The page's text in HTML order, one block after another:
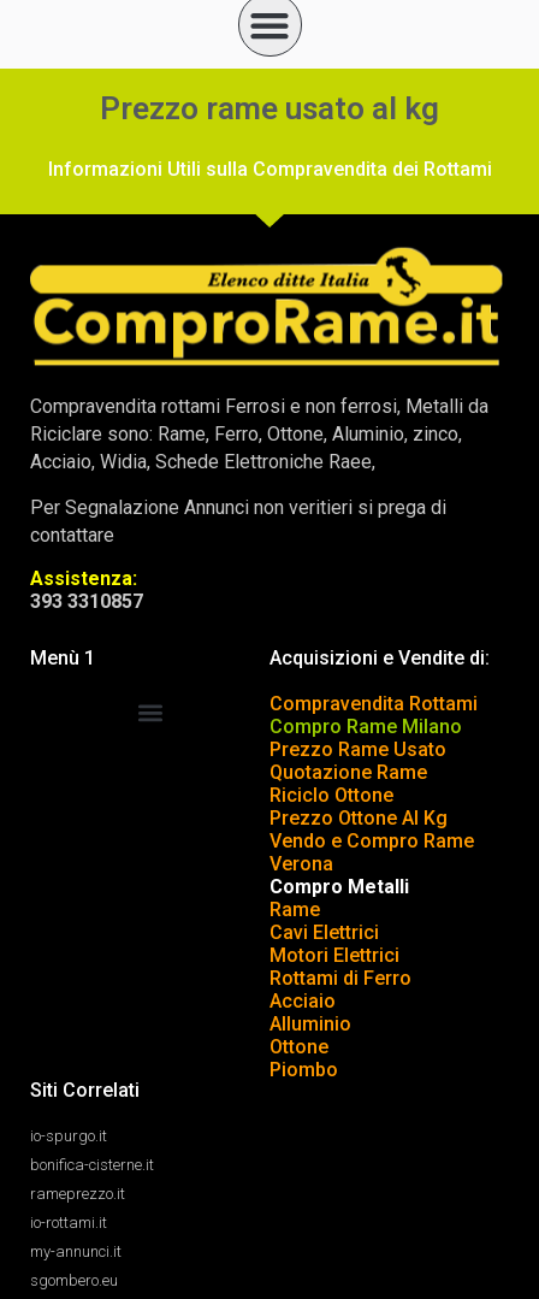
Prezzo rame usato al kg
Informazioni Utili sulla Compravendita dei Rottami
Compravendita rottami Ferrosi e non ferrosi, Metalli da
Riciclare sono: Rame, Ferro, Ottone, Aluminio, zinco,
Acciaio, Widia, Schede Elettroniche Raee,
Per Segnalazione Annunci non veritieri si prega di
contattare
Assistenza:
393 3310857
Menù 1
Acquisizioni e Vendite di:
Compravendita Rottami
Compro Rame Milano
Prezzo Rame Usato
Quotazione Rame
Riciclo Ottone
Prezzo Ottone Al Kg
Vendo e Compro Rame
Verona
Compro Metalli
Rame
Cavi Elettrici
Motori Elettrici
Rottami di Ferro
Acciaio
Alluminio
Ottone
Piombo
Siti Correlati
io-spurgo.it
bonifica-cisterne.it
rameprezzo.it
io-rottami.it
my-annunci.it
sgombero.eu